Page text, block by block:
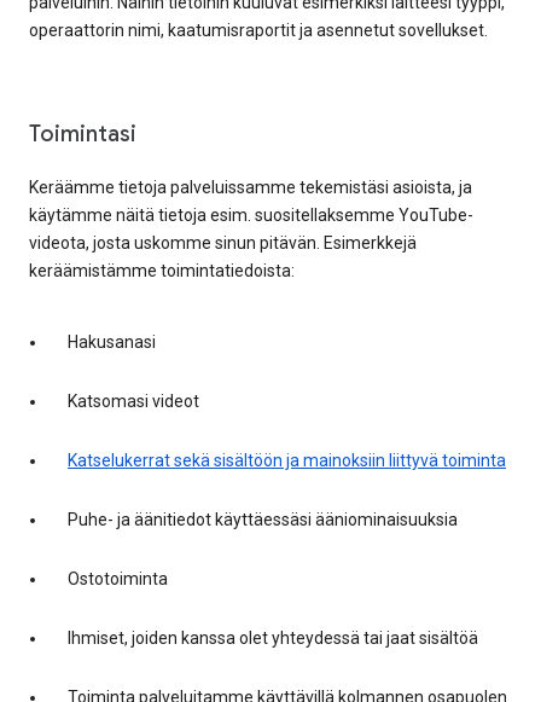
operaattorin nimi, kaatumisraportit ja asennetut sovellukset.
Toimintasi
Keräämme tietoja palveluissamme tekemistäsi asioista, ja
käytämme näitä tietoja esim. suositellaksemme YouTube-
videota, josta uskomme sinun pitävän. Esimerkkejä
keräämistämme toimintatiedoista:
Hakusanasi
Katsomasi videot
Katselukerrat sekä sisältöön ja mainoksiin liittyvä toiminta
Puhe- ja äänitiedot käyttäessäsi ääniominaisuuksia
Ostotoiminta
Ihmiset, joiden kanssa olet yhteydessä tai jaat sisältöä
Toiminta palveluitamme käyttävillä kolmannen osapuolen